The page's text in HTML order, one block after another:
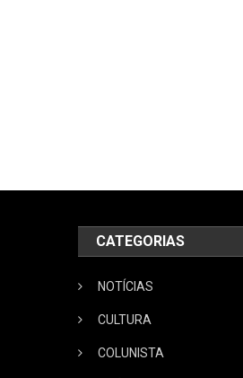
CATEGORIAS
NOTÍCIAS
CULTURA
COLUNISTA